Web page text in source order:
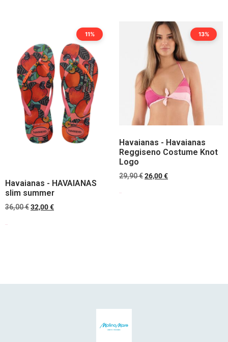
11%
Havaianas - HAVAIANAS
slim summer
36,00€32,00€
13%
Havaianas - Havaianas
Reggiseno Costume Knot
Logo
29,90€26,00€